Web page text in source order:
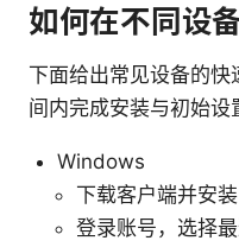
如何在不同设
下面给出常见设备的
间内完成安装与初始设
Windows
下载客户端并安装
登录账号，选择